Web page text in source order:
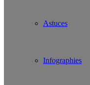
Astuces
Infographies